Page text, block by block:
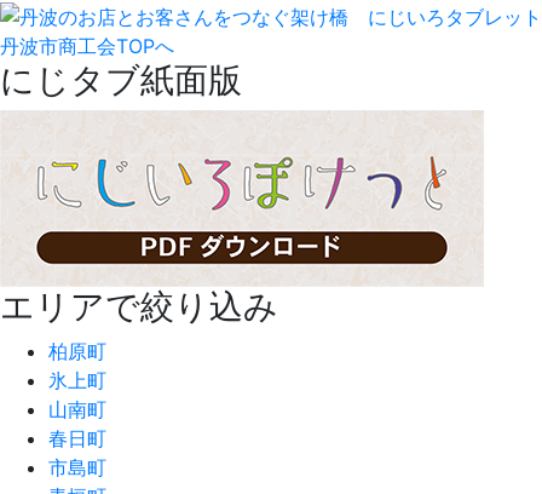
丹波市商工会TOPへ
にじタブ紙面版
エリアで絞り込み
柏原町
氷上町
山南町
春日町
市島町